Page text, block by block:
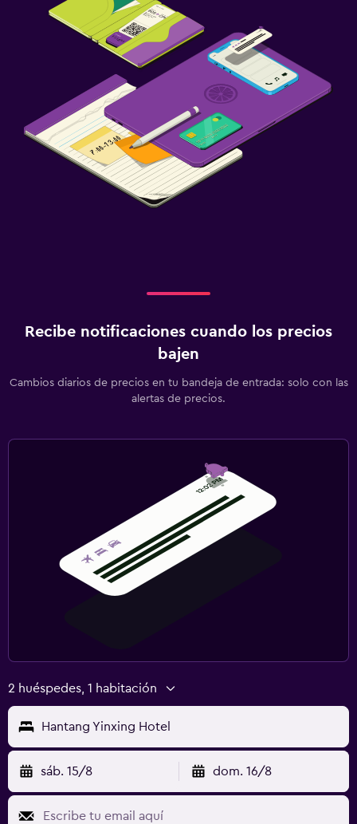
Recibe notificaciones cuando los precios
bajen
Cambios diarios de precios en tu bandeja de entrada: solo con las
alertas de precios.
2 huéspedes, 1 habitación
Hantang Yinxing Hotel
sáb. 15/8 dom. 16/8